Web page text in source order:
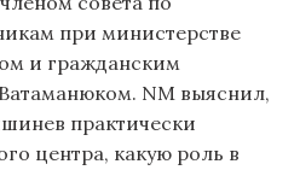
при министерстве
и гражданским
NM выяснил,
практически
центра, какую роль в